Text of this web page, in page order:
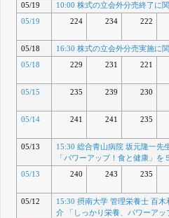
05/19
10:00 株式の立会外分売終了に
05/19
224 234 222
05/18
16:30 株式の立会外分売実施に
05/18
229 231 221
05/15
235 239 230
05/14
241 241 235
05/13
15:30 総合青山病院 坂元隆一先
「パワーアップ！食と健康」を
05/13
240 243 235
05/12
15:30 摂南大学 管理栄養士 百
介 「しっかり栄養、パワーア